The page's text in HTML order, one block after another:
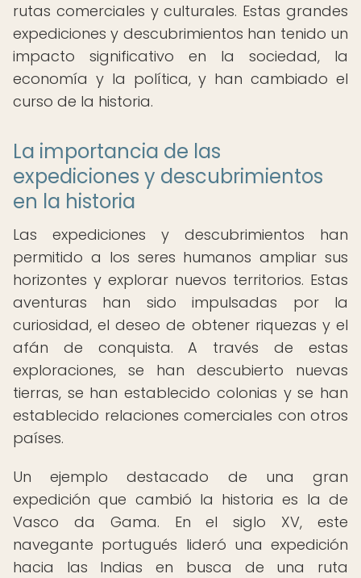
rutas comerciales y culturales. Estas grandes
expediciones y descubrimientos han tenido un
impacto significativo en la sociedad, la
economía y la política, y han cambiado el
curso de la historia.
La importancia de las
expediciones y descubrimientos
en la historia
Las expediciones y descubrimientos han
permitido a los seres humanos ampliar sus
horizontes y explorar nuevos territorios. Estas
aventuras han sido impulsadas por la
curiosidad, el deseo de obtener riquezas y el
afán de conquista. A través de estas
exploraciones, se han descubierto nuevas
tierras, se han establecido colonias y se han
establecido relaciones comerciales con otros
países.
Un ejemplo destacado de una gran
expedición que cambió la historia es la de
Vasco da Gama. En el siglo XV, este
navegante portugués lideró una expedición
hacia las Indias en busca de una ruta